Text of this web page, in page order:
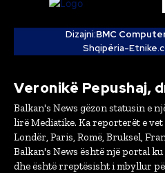
Dizajni:BMC
Shqipëria-
Veronikë Pepushaj,
Balkan's News gëzon statusin e
lirë Mediatike. Ka reporterët e vet
Londër, Paris, Romë, Bruksel,
Balkan's News është një portal
dhe është rreptësisht i mbyllur